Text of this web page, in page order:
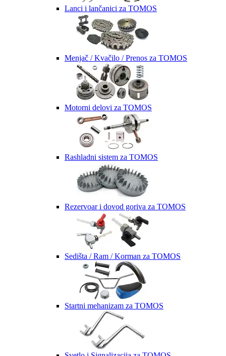
Lanci i lančanici za TOMOS
Menjač / Kvačilo / Prenos za TOMOS
Motorni delovi za TOMOS
Rashladni sistem za TOMOS
Rezervoar i dovod goriva za TOMOS
Sedišta / Ram / Korman za TOMOS
Startni mehanizam za TOMOS